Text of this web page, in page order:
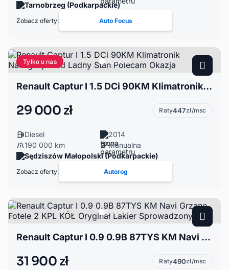
Tarnobrzeg (Podkarpackie)
Zobacz oferty: Auto Focus
Tylko u nas
Renault Captur I 1.5 DCi 90KM Klimatronik Nawigacja Led Ladny Stan Polecam Okazja
29 000 zł Raty447zł/msc
Diesel
2014
190 000 km
Manualna
Sędziszów Małopolski (Podkarpackie)
Zobacz oferty: Autorog
Renault Captur I 0.9 0.9B 87TYS KM Navi Grzane Fotele 2 KPL KÓŁ Oryginał Lakier Sprowadzony
31 900 zł Raty490zł/msc